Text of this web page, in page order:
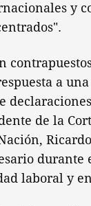
y
a
de la
durante
laboral y